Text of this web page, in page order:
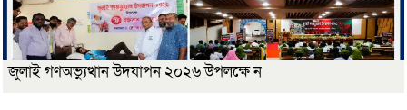
জুলাই গণঅভ্যুত্থান উদযাপন ২০২৬ উপলক্ষে ন